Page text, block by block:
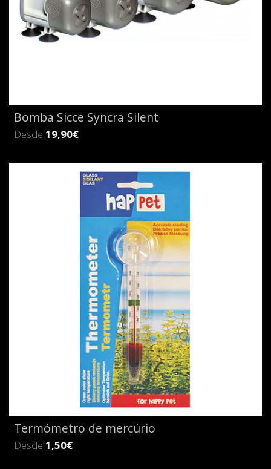
Bomba Sicce Syncra Silent
Desde 19,90€
Termómetro de mercúrio
Desde 1,50€